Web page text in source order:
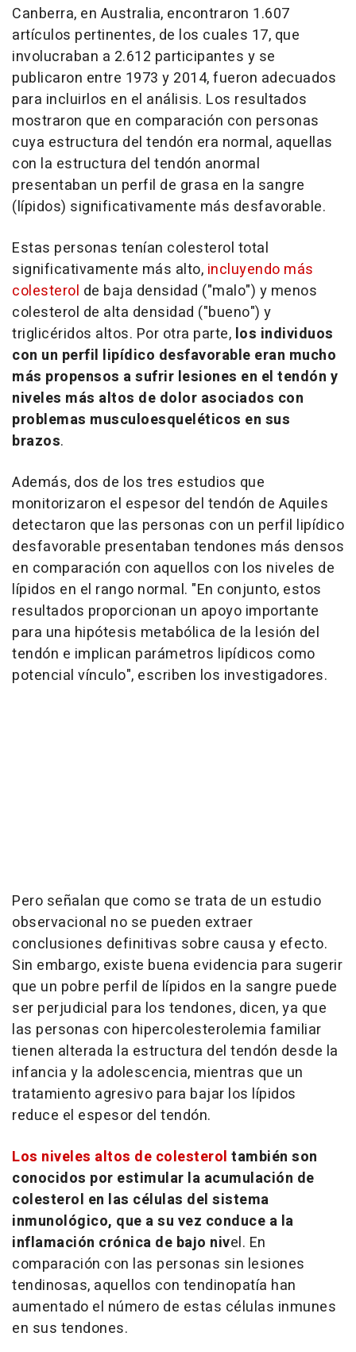
Canberra, en Australia, encontraron 1.607
artículos pertinentes, de los cuales 17, que
involucraban a 2.612 participantes y se
publicaron entre 1973 y 2014, fueron adecuados
para incluirlos en el análisis. Los resultados
mostraron que en comparación con personas
cuya estructura del tendón era normal, aquellas
con la estructura del tendón anormal
presentaban un perfil de grasa en la sangre
(lípidos) significativamente más desfavorable.
Estas personas tenían colesterol total
significativamente más alto, incluyendo más
colesterol de baja densidad ("malo") y menos
colesterol de alta densidad ("bueno") y
triglicéridos altos. Por otra parte, los individuos
con un perfil lipídico desfavorable eran mucho
más propensos a sufrir lesiones en el tendón y
niveles más altos de dolor asociados con
problemas musculoesqueléticos en sus
brazos.
Además, dos de los tres estudios que
monitorizaron el espesor del tendón de Aquiles
detectaron que las personas con un perfil lipídico
desfavorable presentaban tendones más densos
en comparación con aquellos con los niveles de
lípidos en el rango normal. "En conjunto, estos
resultados proporcionan un apoyo importante
para una hipótesis metabólica de la lesión del
tendón e implican parámetros lipídicos como
potencial vínculo", escriben los investigadores.
Pero señalan que como se trata de un estudio
observacional no se pueden extraer
conclusiones definitivas sobre causa y efecto.
Sin embargo, existe buena evidencia para sugerir
que un pobre perfil de lípidos en la sangre puede
ser perjudicial para los tendones, dicen, ya que
las personas con hipercolesterolemia familiar
tienen alterada la estructura del tendón desde la
infancia y la adolescencia, mientras que un
tratamiento agresivo para bajar los lípidos
reduce el espesor del tendón.
Los niveles altos de colesterol también son
conocidos por estimular la acumulación de
colesterol en las células del sistema
inmunológico, que a su vez conduce a la
inflamación crónica de bajo nivel. En
comparación con las personas sin lesiones
tendinosas, aquellos con tendinopatía han
aumentado el número de estas células inmunes
en sus tendones.